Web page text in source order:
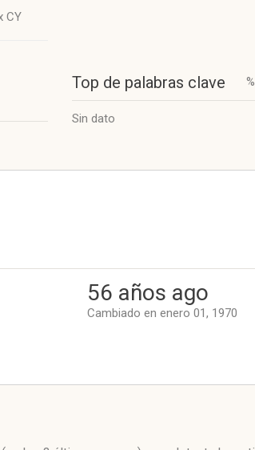
CY
Top de palabras clave
Sin dato
56 años ago
Cambiado en enero 01, 1970